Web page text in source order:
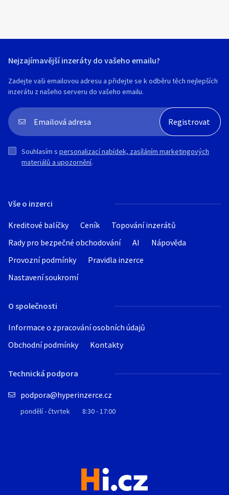
Vše o inzerci
Kreditové balíčky Ceník
Topování inzerátů
Rady pro bezpečné obchodování
AI
Nápověda
Provozní podmínky
Pravidla inzerce
Nastavení soukromí
O společnosti
Informace o zpracování osobních údajů
Obchodní podmínky
Kontakty
Technická podpora
podpora@hyperinzerce.cz
pondělí - čtvrtek 8:30 - 17:00
Nejzajímavější inzeráty do vašeho emailu?
Zadejte vaši emailovou adresu a přidejte se k odběru těch nejlepších
inzerátu z našeho serveru do vašeho emailu.
Souhlasím s personalizací nabídek, zasíláním marketingových
materiálů a upozornění.